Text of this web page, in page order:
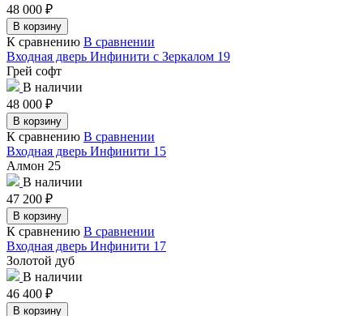
48 000 ₽
В корзину
К сравнению В сравнении
Входная дверь Инфинити с Зеркалом 19
Грей софт
В наличии
48 000 ₽
В корзину
К сравнению В сравнении
Входная дверь Инфинити 15
Алмон 25
В наличии
47 200 ₽
В корзину
К сравнению В сравнении
Входная дверь Инфинити 17
Золотой дуб
В наличии
46 400 ₽
В корзину